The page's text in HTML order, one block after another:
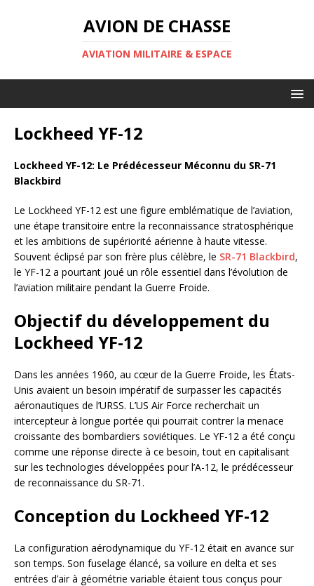
AVION DE CHASSE
AVIATION MILITAIRE & ESPACE
Lockheed YF-12
Lockheed YF-12: Le Prédécesseur Méconnu du SR-71
Blackbird
Le Lockheed YF-12 est une figure emblématique de l’aviation,
une étape transitoire entre la reconnaissance stratosphérique
et les ambitions de supériorité aérienne à haute vitesse.
Souvent éclipsé par son frère plus célèbre, le SR-71 Blackbird,
le YF-12 a pourtant joué un rôle essentiel dans l’évolution de
l’aviation militaire pendant la Guerre Froide.
Objectif du développement du
Lockheed YF-12
Dans les années 1960, au cœur de la Guerre Froide, les États-
Unis avaient un besoin impératif de surpasser les capacités
aéronautiques de l’URSS. L’US Air Force recherchait un
intercepteur à longue portée qui pourrait contrer la menace
croissante des bombardiers soviétiques. Le YF-12 a été conçu
comme une réponse directe à ce besoin, tout en capitalisant
sur les technologies développées pour l’A-12, le prédécesseur
de reconnaissance du SR-71.
Conception du Lockheed YF-12
La configuration aérodynamique du YF-12 était en avance sur
son temps. Son fuselage élancé, sa voilure en delta et ses
entrées d’air à géométrie variable étaient tous conçus pour